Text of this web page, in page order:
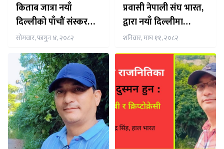
किताब जात्रा नयाँ
दिल्लीको पाँचौं संस्करण
आइतबार सम्पन्न
सोमवार, फागुन ४, २०८२
प्रवासी नेपाली संघ भारत,
द्वारा नयाँ दिल्लीमा
भलिवल खेलको आयोजना
हुदै
शनिवार, माघ ११, २०८२